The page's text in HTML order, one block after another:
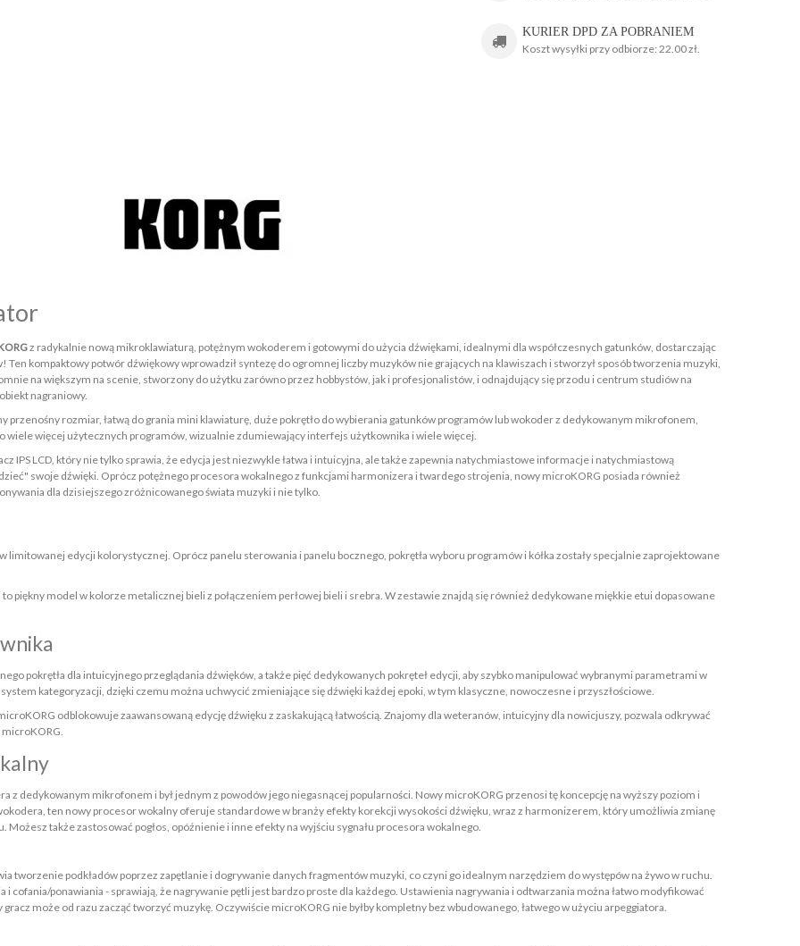
KURIER DPD ZA POBRANIEM
Koszt wysyłki przy odbiorze: 22.00 zł.
z radykalnie nową mikroklawiaturą, potężnym wokoderem i gotowymi do użycia dźwiękami, idealnymi dla współczesnych gatunków, dostarczając
kompaktowy potwór dźwiękowy wprowadził syntezę do ogromnej liczby muzyków nie grających na klawiszach i stworzył sposób tworzenia muzyki,
na większym na scenie, stworzony do użytku zarówno przez hobbystów, jak i profesjonalistów, i odnajdujący się przodu i centrum studiów na
nagraniowy.
przenośny rozmiar, łatwą do grania mini klawiaturę, duże pokrętło do wybierania gatunków programów lub wokoder z dedykowanym mikrofonem,
wiele więcej użytecznych programów, wizualnie zdumiewający interfejs użytkownika i wiele więcej.
IPS LCD, który nie tylko sprawia, że edycja jest niezwykle łatwa i intuicyjna, ale także zapewnia natychmiastowe informacje i natychmiastową
swoje dźwięki. Oprócz potężnego procesora wokalnego z funkcjami harmonizera i twardego strojenia, nowy microKORG posiada również
dla dzisiejszego zróżnicowanego świata muzyki i nie tylko.
edycji kolorystycznej. Oprócz panelu sterowania i panelu bocznego, pokrętła wyboru programów i kółka zostały specjalnie zaprojektowane
piękny model w kolorze metalicznej bieli z połączeniem perłowej bieli i srebra. W zestawie znajdą się również dedykowane miękkie etui dopasowane
pokrętła dla intuicyjnego przeglądania dźwięków, a także pięć dedykowanych pokręteł edycji, aby szybko manipulować wybranymi parametrami w
kategoryzacji, dzięki czemu można uchwycić zmieniające się dźwięki każdej epoki, w tym klasyczne, nowoczesne i przyszłościowe.
odblokowuje zaawansowaną edycję dźwięku z zaskakującą łatwością. Znajomy dla weteranów, intuicyjny dla nowicjuszy, pozwala odkrywać
z dedykowanym mikrofonem i był jednym z powodów jego niegasnącej popularności. Nowy microKORG przenosi tę koncepcję na wyższy poziom i
ten nowy procesor wokalny oferuje standardowe w branży efekty korekcji wysokości dźwięku, wraz z harmonizerem, który umożliwia zmianę
także zastosować pogłos, opóźnienie i inne efekty na wyjściu sygnału procesora wokalnego.
tworzenie podkładów poprzez zapętlanie i dogrywanie danych fragmentów muzyki, co czyni go idealnym narzędziem do występów na żywo w ruchu.
ponawiania - sprawiają, że nagrywanie pętli jest bardzo proste dla każdego. Ustawienia nagrywania i odtwarzania można łatwo modyfikować
może od razu zacząć tworzyć muzykę. Oczywiście microKORG nie byłby kompletny bez wbudowanego, łatwego w użyciu arpeggiatora.